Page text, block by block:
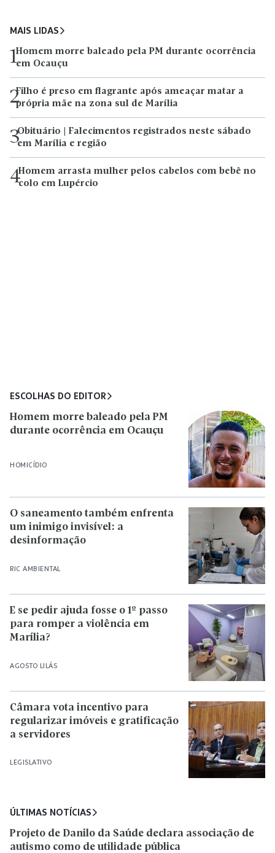
MAIS LIDAS
1Homem morre baleado pela PM durante ocorrência
em Ocauçu
2Filho é preso em flagrante após ameaçar matar a
própria mãe na zona sul de Marília
3Obituário | Falecimentos registrados neste sábado
em Marília e região
4Homem arrasta mulher pelos cabelos com bebê no
colo em Lupércio
ESCOLHAS DO EDITOR
HOMICÍDIO
Homem morre baleado pela PM
durante ocorrência em Ocauçu
RIC AMBIENTAL
O saneamento também enfrenta
um inimigo invisível: a
desinformação
AGOSTO LILÁS
E se pedir ajuda fosse o 1º passo
para romper a violência em
Marília?
LEGISLATIVO
Câmara vota incentivo para
regularizar imóveis e gratificação
a servidores
ÚLTIMAS NOTÍCIAS
Projeto de Danilo da Saúde declara associação de
autismo como de utilidade pública